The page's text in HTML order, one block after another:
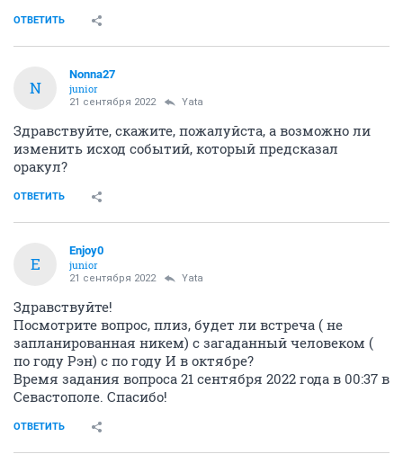
ОТВЕТИТЬ
N
Nonna27
junior
21 сентября 2022 Yata
Здравствуйте, скажите, пожалуйста, а возможно ли
изменить исход событий, который предсказал
оракул?
ОТВЕТИТЬ
E
Enjoy0
junior
21 сентября 2022 Yata
Здравствуйте!
Посмотрите вопрос, плиз, будет ли встреча ( не
запланированная никем) с загаданный человеком (
по году Рэн) с по году И в октябре?
Время задания вопроса 21 сентября 2022 года в 00:37 в
Севастополе. Спасибо!
ОТВЕТИТЬ